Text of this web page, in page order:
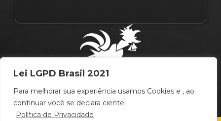
Lei LGPD Brasil 2021
Para melhorar sua experiência usamos Cookies e , ao
continuar você se declara ciente.
Política de Privacidade